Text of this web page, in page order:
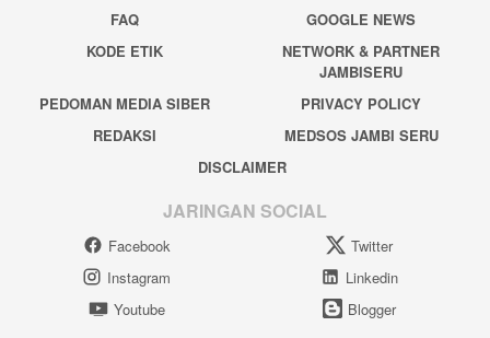
FAQ
GOOGLE NEWS
KODE ETIK
NETWORK & PARTNER
JAMBISERU
PEDOMAN MEDIA SIBER
PRIVACY POLICY
REDAKSI
MEDSOS JAMBI SERU
DISCLAIMER
JARINGAN SOCIAL
Facebook
Twitter
Instagram
Linkedin
Youtube
Blogger